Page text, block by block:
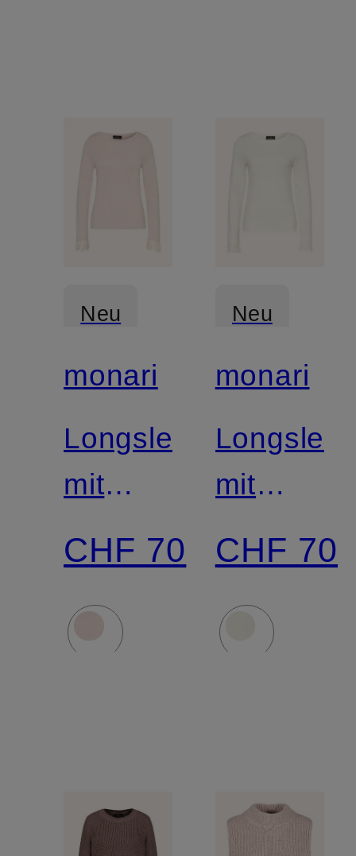
Neu
monari
Longsleeve
mit
Spitze
CHF 70
Neu
monari
mit
Spitze
CHF 70